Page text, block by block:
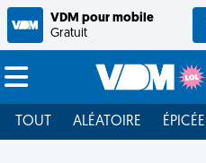
VDM pour mobile
Gratuit
TOUT ALÉATOIRE ÉPICÉE